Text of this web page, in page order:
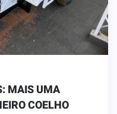
MAIS UMA
COELHO